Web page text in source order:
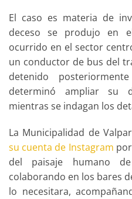
El caso es materia de
deceso se produjo en
ocurrido en el sector
un conductor de bus del
detenido
determinó ampliar su
mientras se indagan los
La Municipalidad de
su cuenta de Instagram
del paisaje humano
colaborando en los bares
lo necesitara,